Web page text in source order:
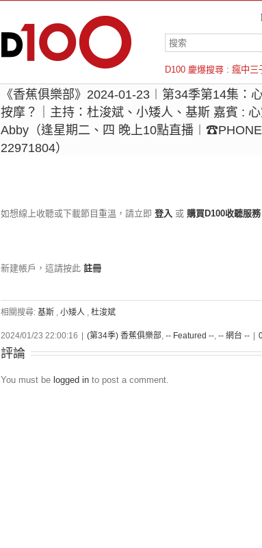
D100 慶爆搜尋 : 瘋中三
羅倫斯
《香蕉俱樂部》2024-01-23︱第34季第14集：
按摩？｜主持：杜浚斌、小矮人、基斯 嘉賓 :
Abby（逢星期二、四 晚上10點直播︱☎PHONE
22971804）
如想線上收聽或下載節目重溫，請立即 登入 或 購買D100收聽服務
新建帳戶，這請按此 註冊
相關搜尋: 基斯 , 小矮人 , 杜浚斌
2024/01/23 22:00:16 (第34季) 香蕉俱樂部, -- Featured --, -- 網台 --
評論
You must be logged in to post a comment.